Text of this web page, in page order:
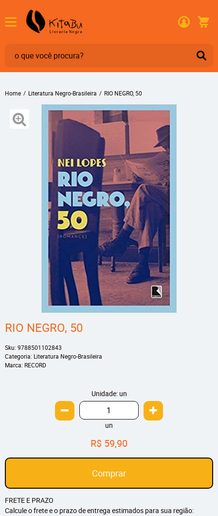
Home Literatura Negro-Brasileira RIO NEGRO, 50
RIO NEGRO, 50
Sku: 9788501102843
Categoria: Literatura Negro-Brasileira
Marca: RECORD
Unidade: un
un
R$ 59,90
Comprar
FRETE E PRAZO
Calcule o frete e o prazo de entrega estimados para sua região: